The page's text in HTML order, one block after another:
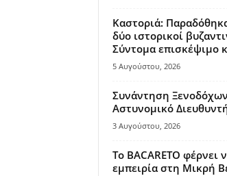
Καστοριά:
δύο ιστορικοί
Σύντομα επισκέψιμο
5 Αυγούστου, 2026
Συνάντηση
Αστυνομικό
3 Αυγούστου, 2026
Το BACARETO φέρνει
εμπειρία στη Μικρή